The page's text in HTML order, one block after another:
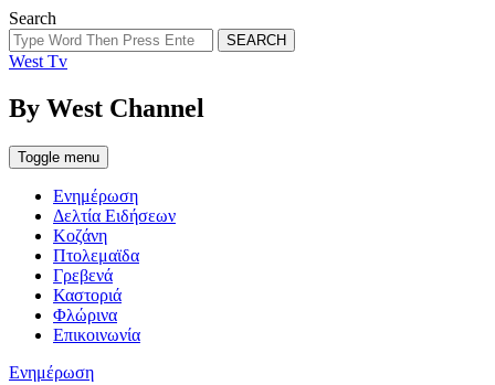
Search
SEARCH
West Tv
By West Channel
Toggle menu
Ενημέρωση
Δελτία Ειδήσεων
Κοζάνη
Πτολεμαϊδα
Γρεβενά
Καστοριά
Φλώρινα
Επικοινωνία
Categories
Ενημέρωση